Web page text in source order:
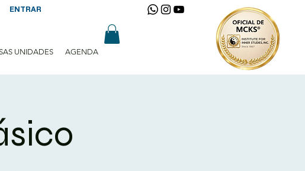
ENTRAR
UNIDADES AGENDA